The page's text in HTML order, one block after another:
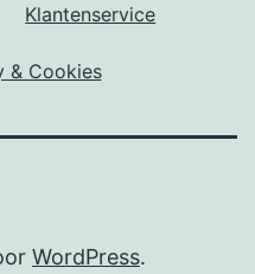
Klantenservice
& Cookies
WordPress.